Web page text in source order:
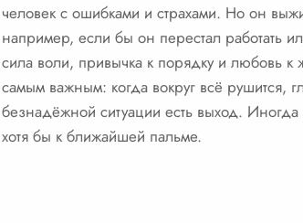
человек с ошибками и страхами. Но он
например, если бы он перестал работать
сила воли, привычка к порядку и любовь
самым важным: когда вокруг всё рушится,
безнадёжной ситуации есть выход.
хотя бы к ближайшей пальме.